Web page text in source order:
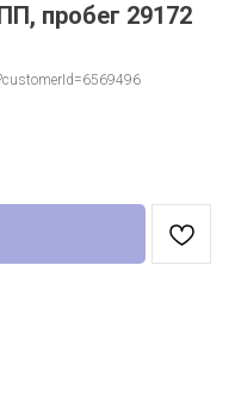
пробег 29172